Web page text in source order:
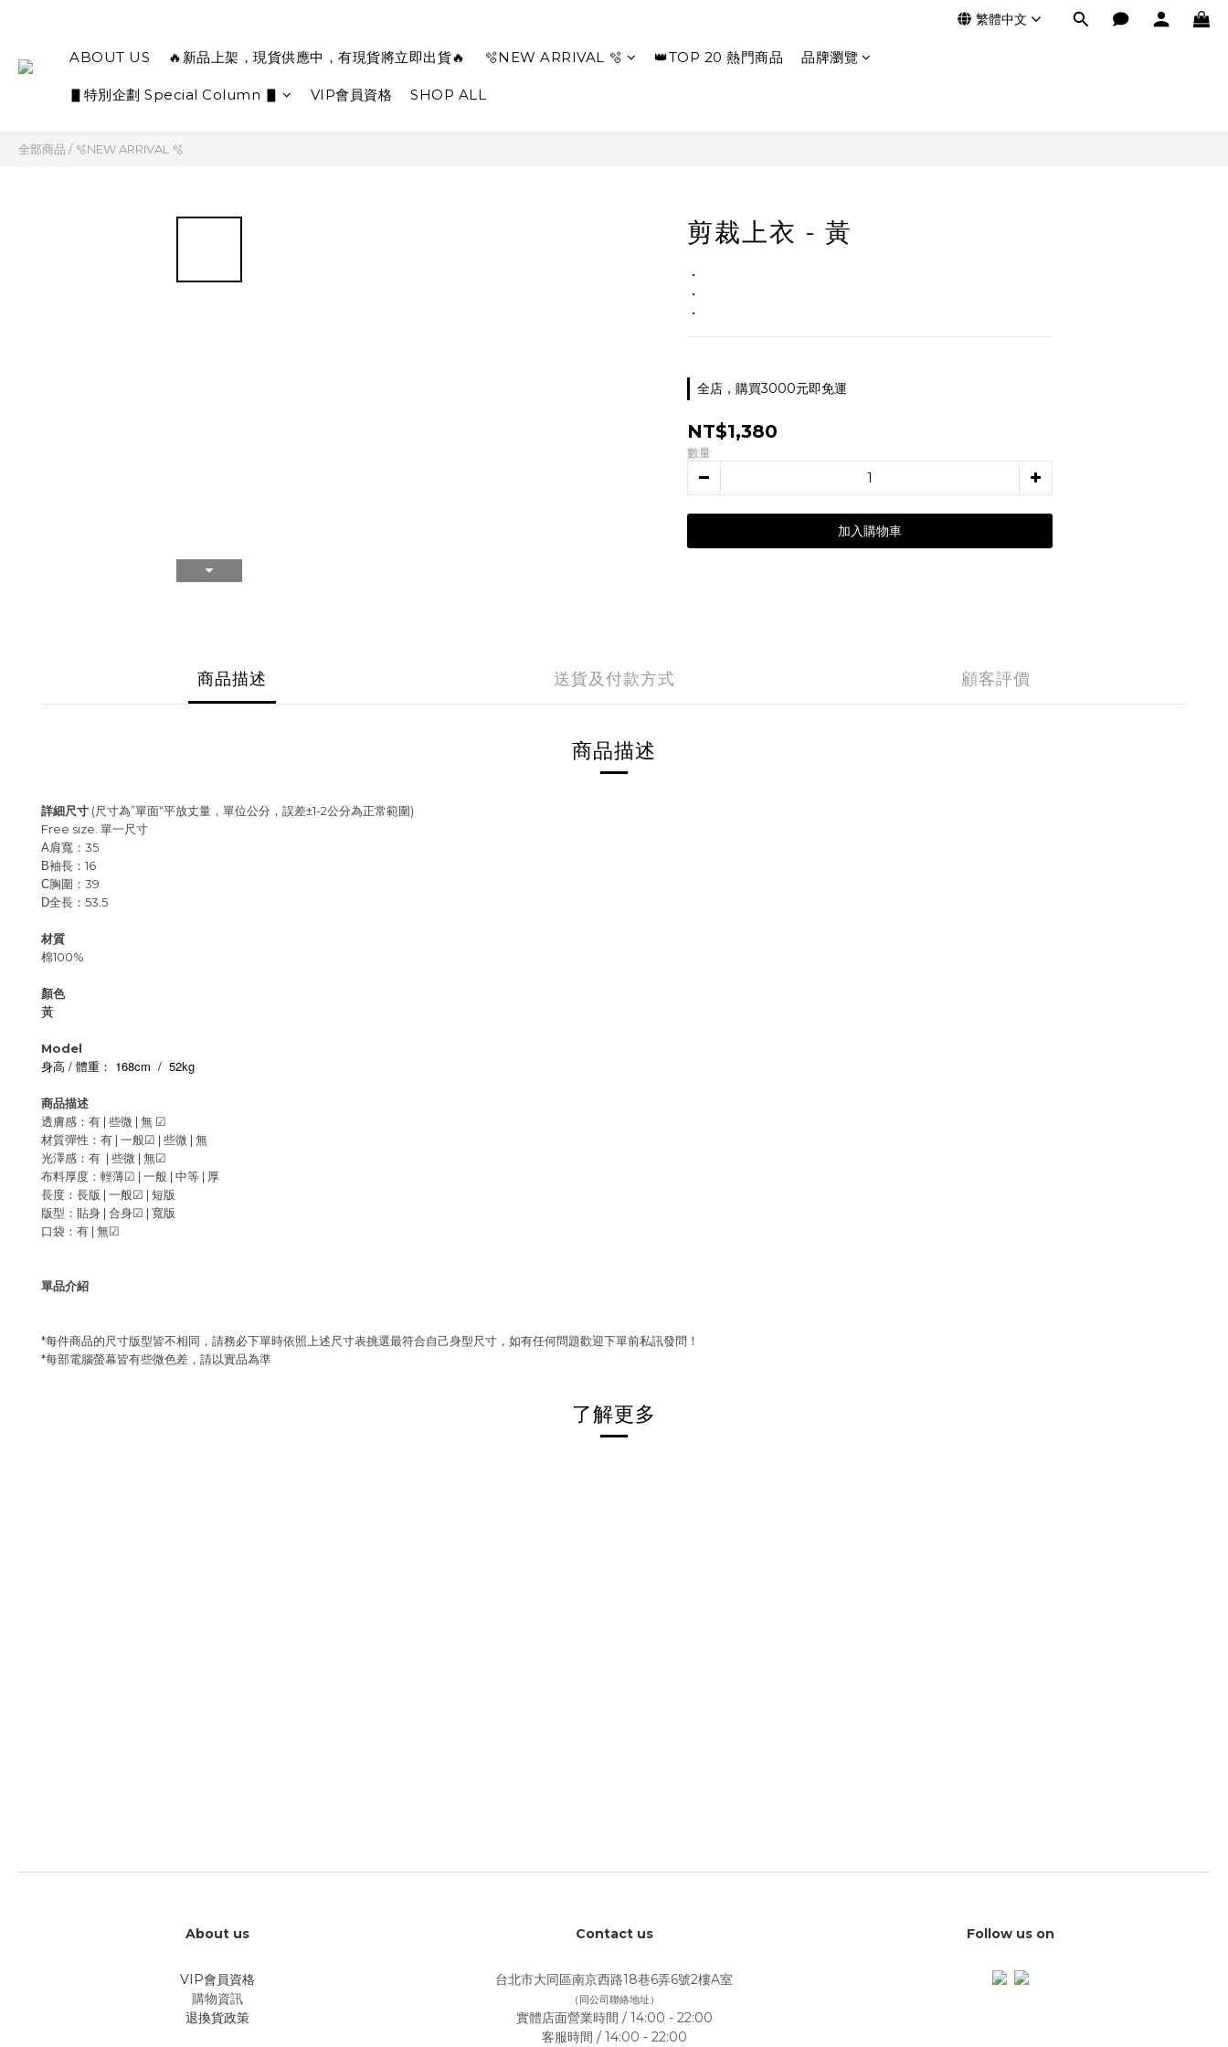
繁體中文
ABOUT US 🔥新品上架，現貨供應中，有現貨將立即出貨🔥 🫧NEW ARRIVAL 🫧 👑TOP 20 熱門商品 品牌瀏覽
▋特別企劃 Special Column ▋ VIP會員資格 SHOP ALL
全部商品 /🫧NEW ARRIVAL 🫧
剪裁上衣 - 黃
・
・
・
全店，購買3000元即免運
NT$1,380
數量
加入購物車
商品描述 送貨及付款方式 顧客評價
商品描述
詳細尺寸 (尺寸為”單面“平放丈量，單位公分，誤差±1-2公分為正常範圍)
Free size. 單一尺寸
A肩寬：35
B袖長：16
C胸圍：39
D全長：53.5
材質
棉100%
顏色
黃
Model
身高 / 體重： 168cm / 52kg
商品描述
透膚感：有 | 些微 | 無 ☑
材質彈性：有 | 一般☑ | 些微 | 無
光澤感：有 | 些微 | 無☑
布料厚度：輕薄☑ | 一般 | 中等 | 厚
長度：長版 | 一般☑ | 短版
版型：貼身 | 合身☑ | 寬版
口袋：有 | 無☑
單品介紹
*每件商品的尺寸版型皆不相同，請務必下單時依照上述尺寸表挑選最符合自己身型尺寸，如有任何問題歡迎下單前私訊發問！
*每部電腦螢幕皆有些微色差，請以實品為準
了解更多
About us
VIP會員資格
購物資訊
退換貨政策
Contact us
台北市大同區南京西路18巷6弄6號2樓A室
（同公司聯絡地址）
實體店面營業時間 / 14:00 - 22:00
客服時間 / 14:00 - 22:00
Follow us on